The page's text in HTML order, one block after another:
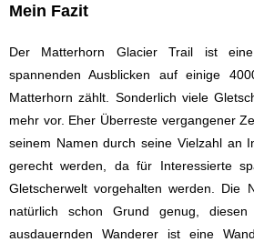
Mein Fazit
Der Matterhorn Glacier Trail ist
spannenden Ausblicken auf einige
Matterhorn zählt. Sonderlich viele
mehr vor. Eher Überreste vergangener
seinem Namen durch seine Vielzahl an
gerecht werden, da für Interessierte
Gletscherwelt vorgehalten werden. Die
natürlich schon Grund genug,
ausdauernden Wanderer ist eine